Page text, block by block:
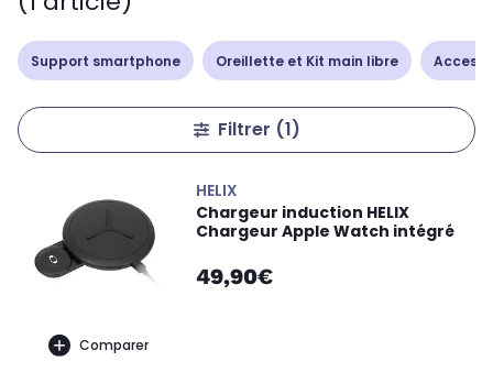
Support smartphone Oreillette et Kit main libre
Filtrer (1)
Comparer
HELIX
Chargeur induction HELIX
Chargeur Apple Watch intégré
49,90€